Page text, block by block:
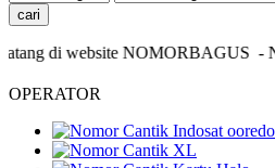
di website NOMORBAGUS -
OPERATOR